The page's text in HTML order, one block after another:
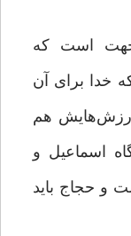
جهت است که
خدا براى آن
هم
اسماعیل و
و حجاج باید